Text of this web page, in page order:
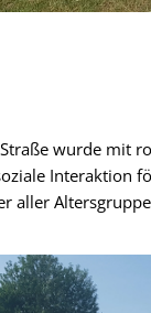
wurde mit
Interaktion
aller